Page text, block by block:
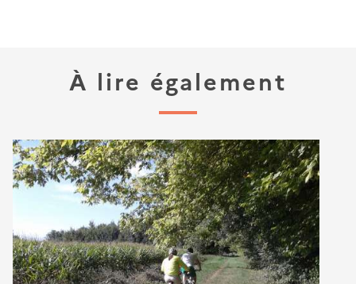
À lire également